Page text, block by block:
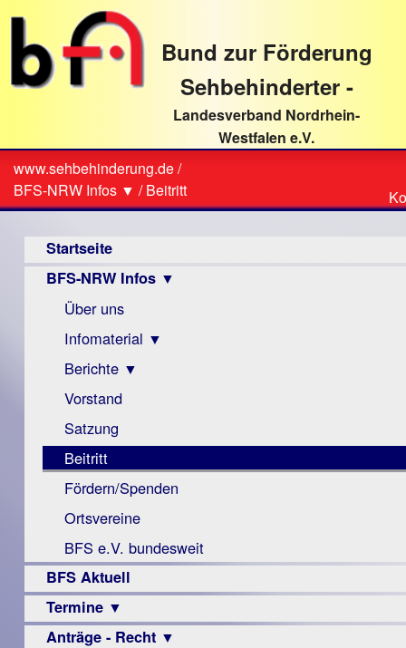
direkt
Textinhalt
Bund zur Förderung
Sehbehinderter -
Landesverband Nordrhein-
Westfalen e.V.
Sie
sind
hier
www.sehbehinderung.de/
BFS-NRW Infos ▼ /Beitritt
Startseite
BFS-NRW Infos ▼
Über uns
Infomaterial ▼
Visus
Zeitschrift
Monokular
Mac
Instagram-
Links
Berichte ▼
Archiv
Berichte
Vorstand
Satzung
Beitritt
Fördern/Spenden
Ortsvereine
BFS e.V. bundesweit
BFS Aktuell
Termine ▼
Veranstaltungsprogramme
Anträge - Recht ▼